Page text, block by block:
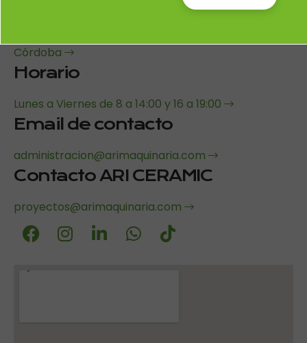
Córdoba
Horario
Lunes a Viernes de 8 a 14:00 y 16 a 19:00
Email de contacto
administracion@arimaquinaria.com
Contacto ARI CERAMIC
proyectos@arimaquinaria.com